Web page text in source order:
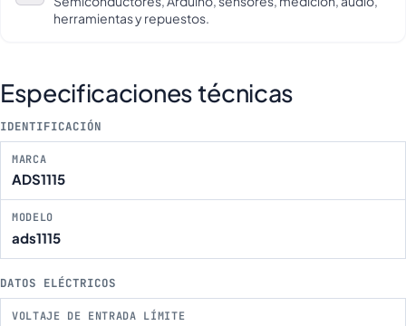
herramientas y repuestos.
Especificaciones técnicas
IDENTIFICACIÓN
MARCA
ADS1115
MODELO
ads1115
DATOS ELÉCTRICOS
VOLTAJE DE ENTRADA LÍMITE